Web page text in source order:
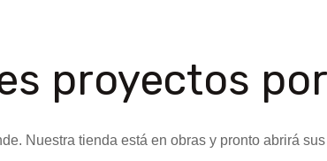
proyectos
Nuestra tienda está en obras y pronto abrirá